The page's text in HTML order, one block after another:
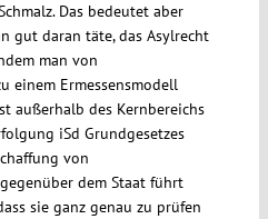
Das bedeutet aber
gut daran täte, das Asylrecht
man von
einem Ermessensmodell
außerhalb des Kernbereichs
iSd Grundgesetzes
von
dem Staat führt
sie ganz genau zu prüfen